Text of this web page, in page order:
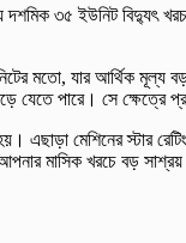
৩৫ ইউনিট বিদ্যুৎ
মতো, যার আর্থিক
যেতে পারে। সে
মেশিনের স্টার
মাসিক খরচে বড়